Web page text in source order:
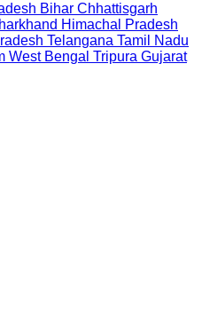
Bihar Chhattisgarh
Himachal Pradesh
Telangana Tamil Nadu
West Bengal Tripura Gujarat